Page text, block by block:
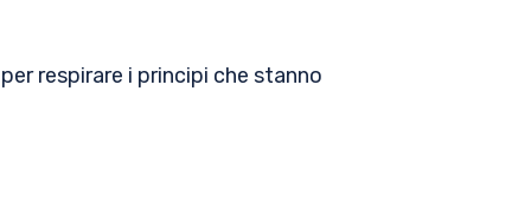
respirare i principi che stanno